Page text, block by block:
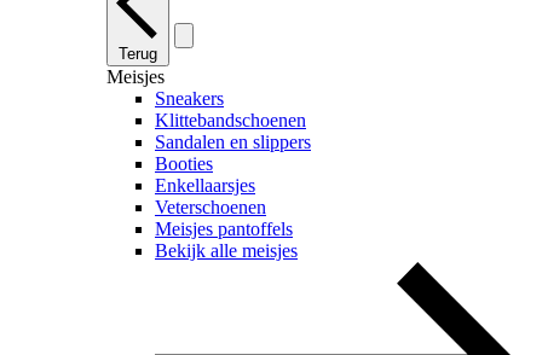
Terug
Meisjes
Sneakers
Klittebandschoenen
Sandalen en slippers
Booties
Enkellaarsjes
Veterschoenen
Meisjes pantoffels
Bekijk alle meisjes